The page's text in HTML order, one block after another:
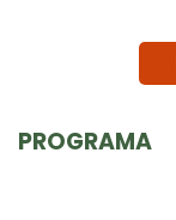
PROGRAMA